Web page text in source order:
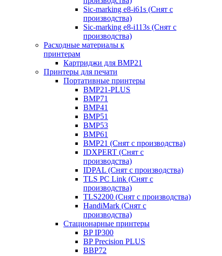
Sic-marking e8-i61s (Снят с
производства)
Sic-marking e8-i113s (Снят с
производства)
Расходные материалы к
принтерам
Картриджи для BMP21
Принтеры для печати
Портативные принтеры
BMP21-PLUS
BMP71
BMP41
BMP51
BMP53
BMP61
BMP21 (Снят с производства)
IDXPERT (Снят с
производства)
IDPAL (Снят с производства)
TLS PC Link (Снят с
производства)
TLS2200 (Снят с производства)
HandiMark (Снят с
производства)
Стационарные принтеры
BP IP300
BP Precision PLUS
BBP72